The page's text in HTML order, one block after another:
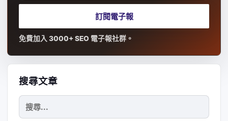
訂閱電子報
免費加入 3000+ SEO 電子報社群。
搜尋文章
尋